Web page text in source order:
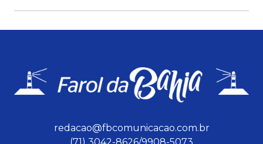
redacao@fbcomunicacao.com.br